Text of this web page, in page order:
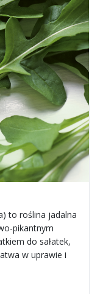
to roślina jadalna
pikantnym
do sałatek,
w uprawie i